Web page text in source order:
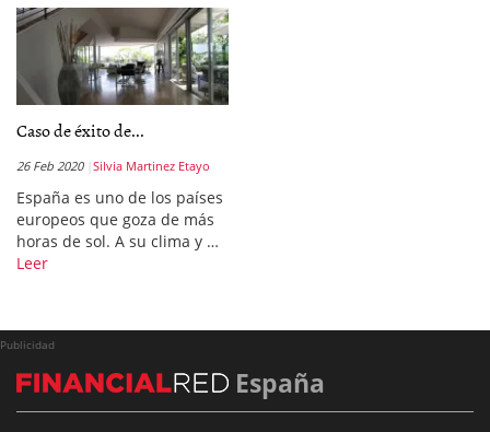
Caso de éxito de...
26 Feb 2020 Silvia Martinez Etayo
España es uno de los países
europeos que goza de más
horas de sol. A su clima y …
Leer
Publicidad
España